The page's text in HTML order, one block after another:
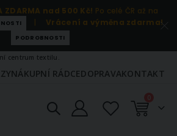
ZDARMA nad 500 Kč! Po celé ČR až na
| Vrácení a výměna zdarma!
PODROBNOSTI
centrum textilu.
NÁKUPNÍ RÁDCEDOPRAVAKONTAKT
Košík
0položky